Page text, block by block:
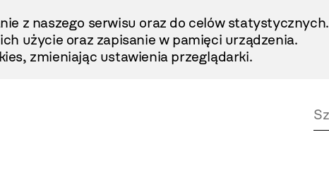
z naszego serwisu oraz do celów statystycznych.
użycie oraz zapisanie w pamięci urządzenia.
zmieniając ustawienia przeglądarki.